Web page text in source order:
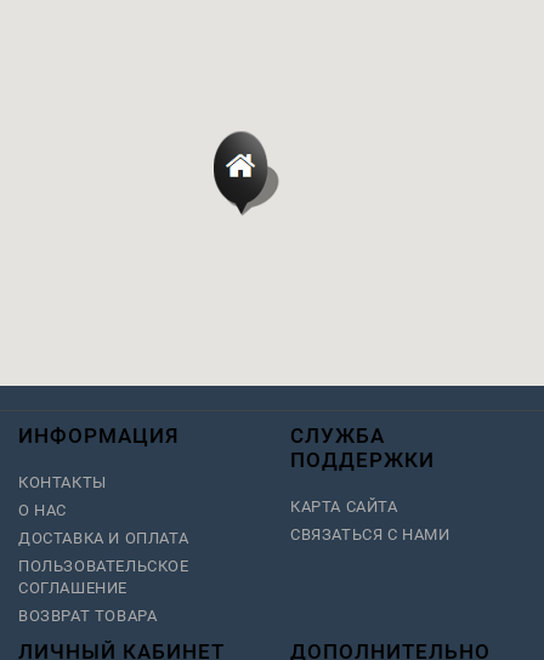
ИНФОРМАЦИЯ
КОНТАКТЫ
О НАС
ДОСТАВКА И ОПЛАТА
ПОЛЬЗОВАТЕЛЬСКОЕ
СОГЛАШЕНИЕ
ВОЗВРАТ ТОВАРА
СЛУЖБА
ПОДДЕРЖКИ
КАРТА САЙТА
СВЯЗАТЬСЯ С НАМИ
ЛИЧНЫЙ КАБИНЕТ ДОПОЛНИТЕЛЬНО